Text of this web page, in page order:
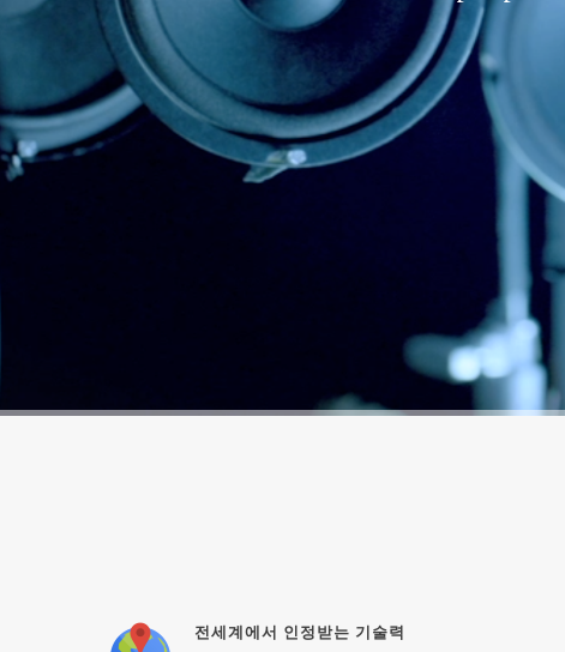
전세계에서 인정받는 기술력